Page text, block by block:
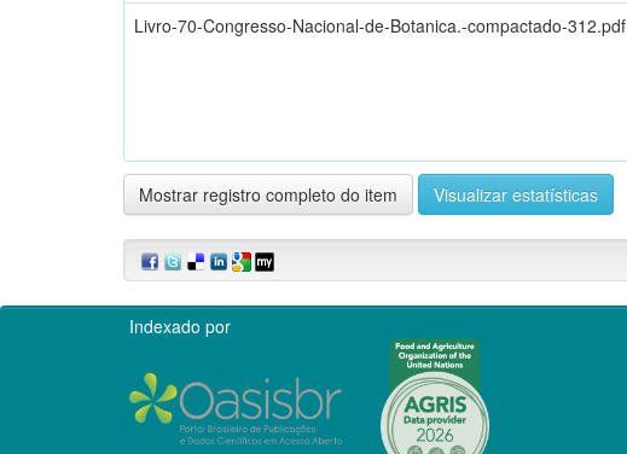
Livro-70-Congresso-Nacional-de-Botanica.-compactado-312.pdf
Mostrar registro completo do item Visualizar estatísticas
Indexado por